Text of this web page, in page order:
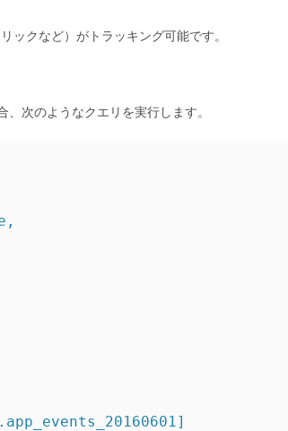
ックなど）がトラッキング可能です。
次のようなクエリを実行します。